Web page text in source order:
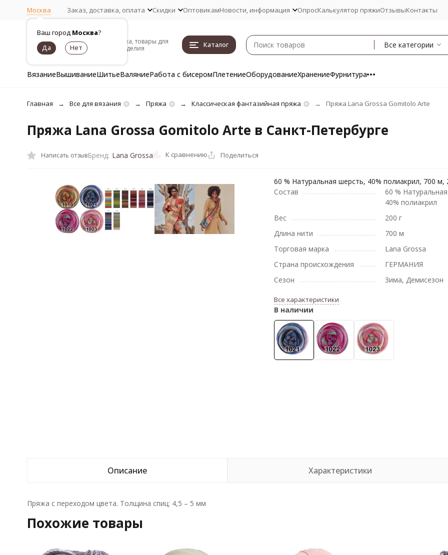
Москва
Ваш город Москва?
Заказ, доставка, оплата Скидки ОптовикамНовости, информация ОпросКалькулятор пряжиОтзывыКонтакты
Пряжа, товары для
рукоделия
Каталог Все категории
ВязаниеВышиваниеШитьеВаляниеРабота с бисеромПлетениеОборудованиеХранениеФурнитура
Главная Все для вязания Пряжа Классическая фантазийная пряжа Пряжа Lana Grossa Gomitolo Arte
Пряжа Lana Grossa Gomitolo Arte в Санкт-Петербурге
Написать отзывБренд: Lana Grossa К сравнению Поделиться
60 % Натуральная шерсть, 40% полиакрил, 700 м,
Состав
60 %
40% полиакрил
Вес
200 г
Длина нити
700 м
Торговая марка
Lana Grossa
Страна происхождения
ГЕРМАНИЯ
Сезон
Зима, Демисезон
Все характеристики
В наличии
Описание Характеристики
Пряжа с переходом цвета. Толщина спиц: 4,5 – 5 мм
Похожие товары